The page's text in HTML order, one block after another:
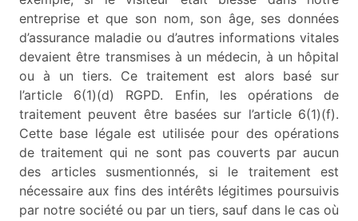
entreprise et que son nom, son âge, ses données
d’assurance maladie ou d’autres informations vitales
devaient être transmises à un médecin, à un hôpital
ou à un tiers. Ce traitement est alors basé sur
l’article 6(1)(d) RGPD. Enfin, les opérations de
traitement peuvent être basées sur l’article 6(1)(f).
Cette base légale est utilisée pour des opérations
de traitement qui ne sont pas couverts par aucun
des articles susmentionnés, si le traitement est
nécessaire aux fins des intérêts légitimes poursuivis
par notre société ou par un tiers, sauf dans le cas où